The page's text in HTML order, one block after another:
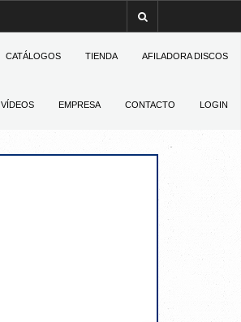
CATÁLOGOS TIENDA AFILADORA DISCOS
VÍDEOS EMPRESA CONTACTO LOGIN